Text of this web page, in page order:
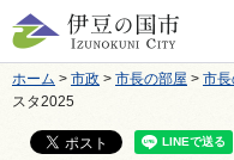
伊豆の国市
ホーム > 市政 > 市長の部屋 > 市
スタ2025